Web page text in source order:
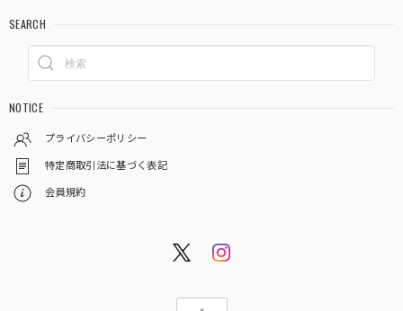
SEARCH
NOTICE
プライバシーポリシー
特定商取引法に基づく表記
会員規約